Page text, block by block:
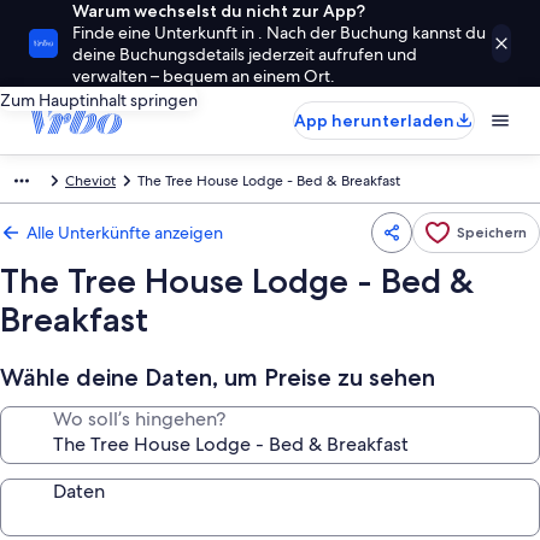
Warum wechselst du nicht zur App?
Finde eine Unterkunft in . Nach der Buchung kannst du
deine Buchungsdetails jederzeit aufrufen und
verwalten – bequem an einem Ort.
Zum Hauptinhalt springen
App herunterladen
Cheviot The Tree House Lodge - Bed & Breakfast
Alle Unterkünfte anzeigen Speichern
The Tree House Lodge - Bed &
Breakfast
Wähle deine Daten, um Preise zu sehen
Wo soll’s hingehen?
Daten